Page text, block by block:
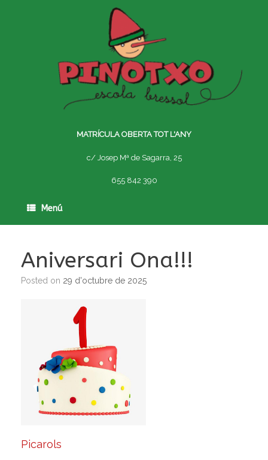
MATRÍCULA OBERTA TOT L'ANY
c/ Josep Mª de Sagarra, 25
655 842 390
Menú
Aniversari Ona!!!
Posted on 29 d'octubre de 2025
Picarols